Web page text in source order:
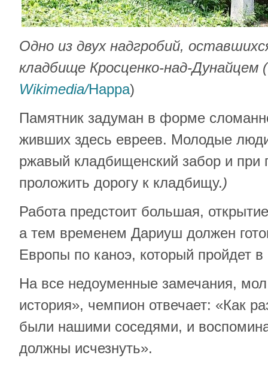
Одно из двух надгробий,
кладбище Кросценко-над-
Wikimedia/Happa)
Памятник задуман в форме
живших здесь евреев. Молодые
ржавый кладбищенский забор и
проложить дорогу к кладбищу.)
Работа предстоит большая,
а тем временем Дариуш должен
Европы по каноэ, который пройдет в
На все недоуменные замечания,
история», чемпион отвечает: «Как
были нашими соседями, и
должны исчезнуть».